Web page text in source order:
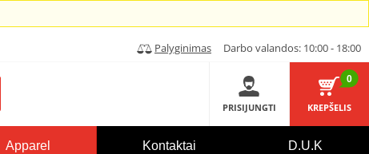
Palyginimas Darbo valandos: 10:00 - 18:00
PRISIJUNGTI
0
KREPŠELIS
Apparel Kontaktai D.U.K